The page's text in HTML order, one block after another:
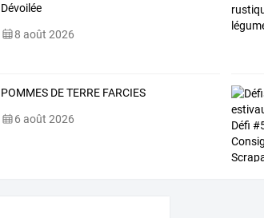
Dévoilée
8 août 2026
POMMES DE TERRE FARCIES
6 août 2026